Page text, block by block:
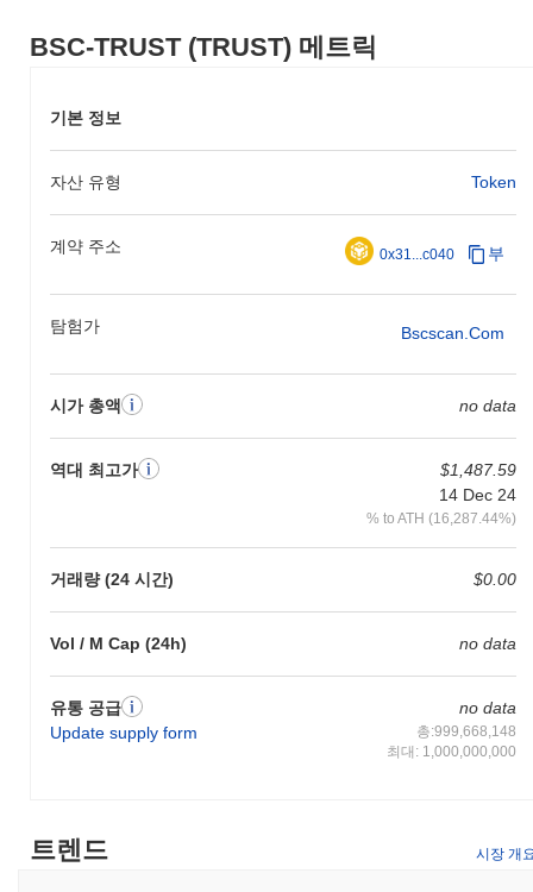
BSC-TRUST (TRUST) 메트릭
기본 정보
자산 유형 Token
계약 주소 0x31...c040 부
탐험가 Bscscan.com
시가 총액 no data
역대 최고가
$1,487.59
14 Dec 24
% to ATH (16,287.44%)
거래량 (24 시간) $0.00
Vol / M Cap (24h) no data
유통 공급
Update supply form
no data
총:999,668,148
최대: 1,000,000,000
트렌드 시장 개